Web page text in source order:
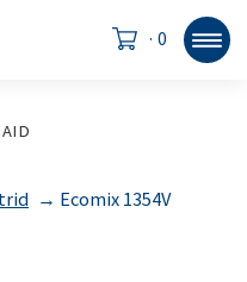
· 0
→ Ecomix 1354V